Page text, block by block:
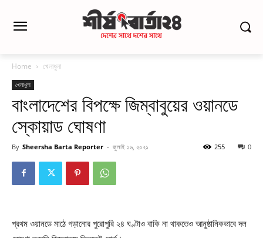
Home খেলাধুলা
খেলাধুলা
বাংলাদেশের বিপক্ষে জিম্বাবুয়ের ওয়ানডে
স্কোয়াড ঘোষণা
By Sheersha Barta Reporter - জুলাই ১৬, ২০২১ 0
255
প্রথম ওয়ানডে মাঠে গড়ানোর পুরোপুরি ২৪ ঘণ্টাও বাকি না থাকতেও আনুষ্ঠানিকভাবে দল